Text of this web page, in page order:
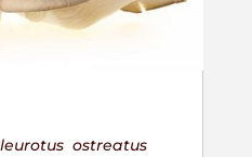
ostreatus